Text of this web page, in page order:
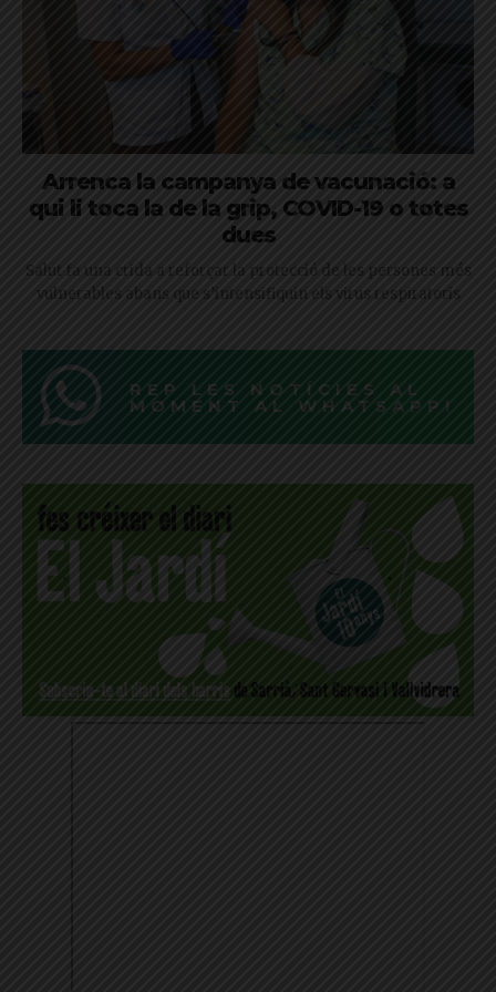
Arrenca la campanya de vacunació: a
qui li toca la de la grip, COVID-19 o totes
dues
Salut fa una crida a reforçar la protecció de les persones més
vulnerables abans que s’intensifiquin els virus respiratoris
REP LES NOTÍCIES AL
MOMENT AL WHATSAPP!